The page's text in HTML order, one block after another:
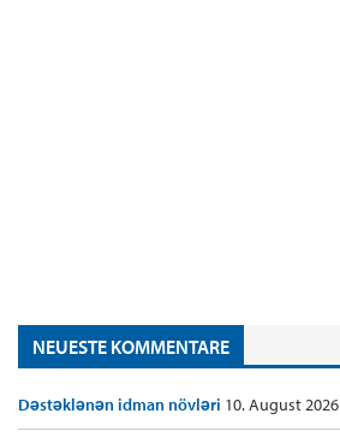
NEUESTE KOMMENTARE
Dəstəklənən idman növləri 10. August 2026